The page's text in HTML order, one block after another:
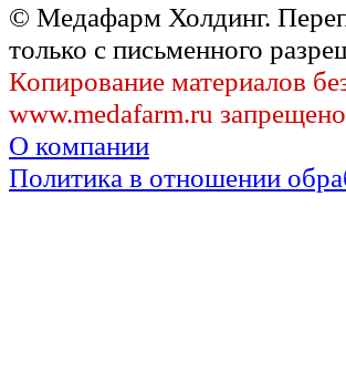
© Медафарм Холдинг.
только с письменного
Копирование материалов
www.medafarm.ru запрещено
О компании
Политика в отношении